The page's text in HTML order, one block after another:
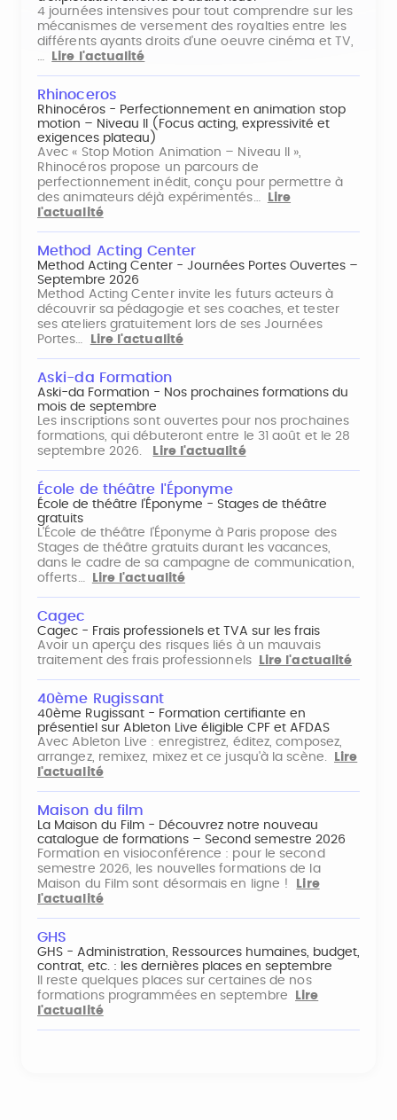
4 journées intensives pour tout comprendre sur les
mécanismes de versement des royalties entre les
différents ayants droits d'une oeuvre cinéma et TV,
…
Lire l'actualité
Rhinoceros
Rhinocéros - Perfectionnement en animation stop
motion – Niveau II (Focus acting, expressivité et
exigences plateau)
Avec « Stop Motion Animation – Niveau II »,
Rhinocéros propose un parcours de
perfectionnement inédit, conçu pour permettre à
des animateurs déjà expérimentés…
Lire
l'actualité
Method Acting Center
Method Acting Center - Journées Portes Ouvertes –
Septembre 2026
Method Acting Center invite les futurs acteurs à
découvrir sa pédagogie et ses coaches, et tester
ses ateliers gratuitement lors de ses Journées
Portes…
Lire l'actualité
Aski-da Formation
Aski-da Formation - Nos prochaines formations du
mois de septembre
Les inscriptions sont ouvertes pour nos prochaines
formations, qui débuteront entre le 31 août et le 28
septembre 2026.
Lire l'actualité
École de théâtre l'Éponyme
École de théâtre l'Éponyme - Stages de théâtre
gratuits
L'École de théâtre l'Éponyme à Paris propose des
Stages de théâtre gratuits durant les vacances,
dans le cadre de sa campagne de communication,
offerts…
Lire l'actualité
Cagec
Cagec - Frais professionels et TVA sur les frais
Avoir un aperçu des risques liés à un mauvais
traitement des frais professionnels
Lire l'actualité
40ème Rugissant
40ème Rugissant - Formation certifiante en
présentiel sur Ableton Live éligible CPF et AFDAS
Avec Ableton Live : enregistrez, éditez, composez,
arrangez, remixez, mixez et ce jusqu'à la scène.
Lire
l'actualité
Maison du film
La Maison du Film - Découvrez notre nouveau
catalogue de formations – Second semestre 2026
Formation en visioconférence : pour le second
semestre 2026, les nouvelles formations de la
Maison du Film sont désormais en ligne !
Lire
l'actualité
GHS
GHS - Administration, Ressources humaines, budget,
contrat, etc. : les dernières places en septembre
Il reste quelques places sur certaines de nos
formations programmées en septembre
Lire
l'actualité